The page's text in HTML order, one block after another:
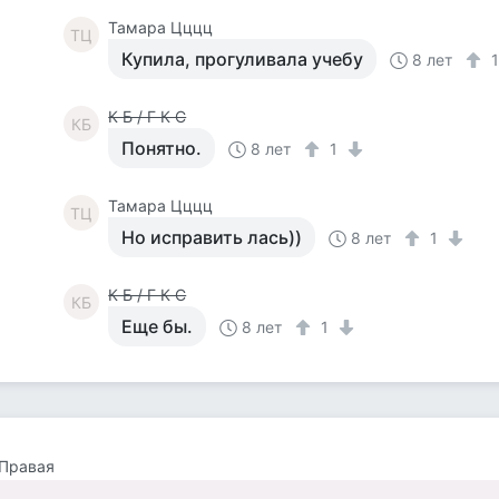
ТЦ Тамара Цццц
Купила, прогуливала учебу 8 лет
КБ К Б / Г К С
Понятно. 8 лет 1
ТЦ Тамара Цццц
Но исправить лась)) 8 лет 1
КБ К Б / Г К С
Еще бы. 8 лет 1